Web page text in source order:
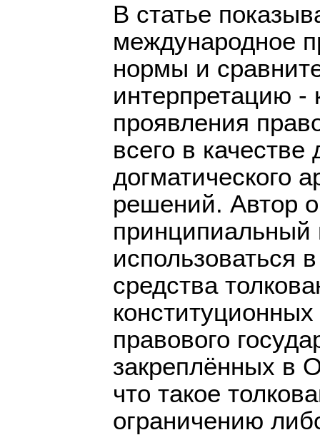
В статье
международное
нормы и
интерпретацию
проявления
всего в качестве
догматического
решений. Автор
использоваться
средства
правового
закреплённых в
что такое
ограничению